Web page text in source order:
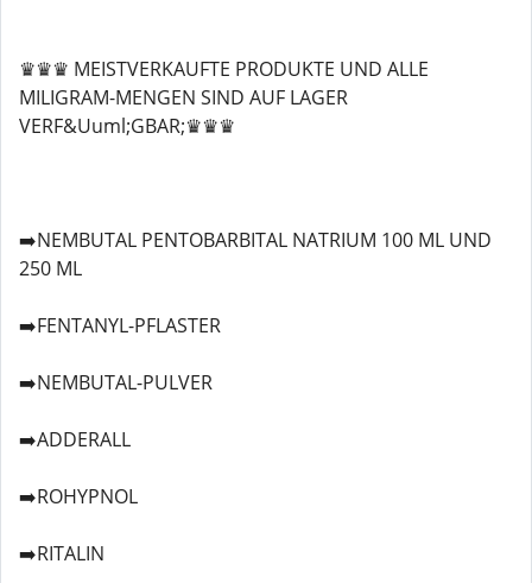
♛♛♛ MEISTVERKAUFTE PRODUKTE UND ALLE
MILIGRAM-MENGEN SIND AUF LAGER
VERF&Uuml;GBAR;♛♛♛
➡️NEMBUTAL PENTOBARBITAL NATRIUM 100 ML UND
250 ML
➡️FENTANYL-PFLASTER
➡️NEMBUTAL-PULVER
➡️ADDERALL
➡️ROHYPNOL
➡️RITALIN